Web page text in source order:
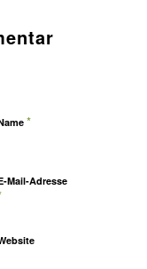
*
Mail-Adresse